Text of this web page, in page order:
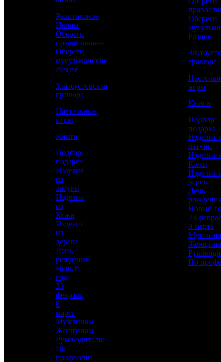
Сравнить товар
Рассчитать доставку СДЭК
РАССЧИТАТЬ
Длина клинка
Токарные, Слесарные, Художественное
литье, Полировка, Рисовка кистью,
Гравирование по лаку, Травление,
Подрезка штихелем, Никелирование,
Золочение, Ювелирные
Латунь, Никель, Золото, Бирюза, Топазы
Для добавления товара в избранное, пожалуйста,
Религиозное
Иконы
Обереги
православные
Обереги
мусульманские
Разное
Златоустовская
гравюра
Настольные
игры
Книги
Подбор
подарка
Изделия
из
латуни
Изделия
из
Кожи
Изделия
из
дерева
День
рождения
Новый
год
23
февраля
8
марта
Мужчинам
Женщинам
Руководителю
По
профессии
Обереги
Разное
гравюра
игры
Книги
Подбор
подарка
Изделия
латуни
Изделия
Кожи
Изделия
дерева
День
рождения
Новый
23
8 марта
По